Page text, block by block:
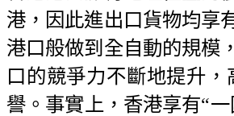
港，因此進出口貨物均享
港口般做到全自動的規模
口的競爭力不斷地提升
譽。事實上，香港享有“